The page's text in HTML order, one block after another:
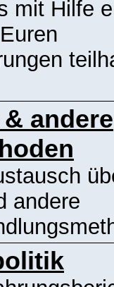
mit Hilfe
andere
andere